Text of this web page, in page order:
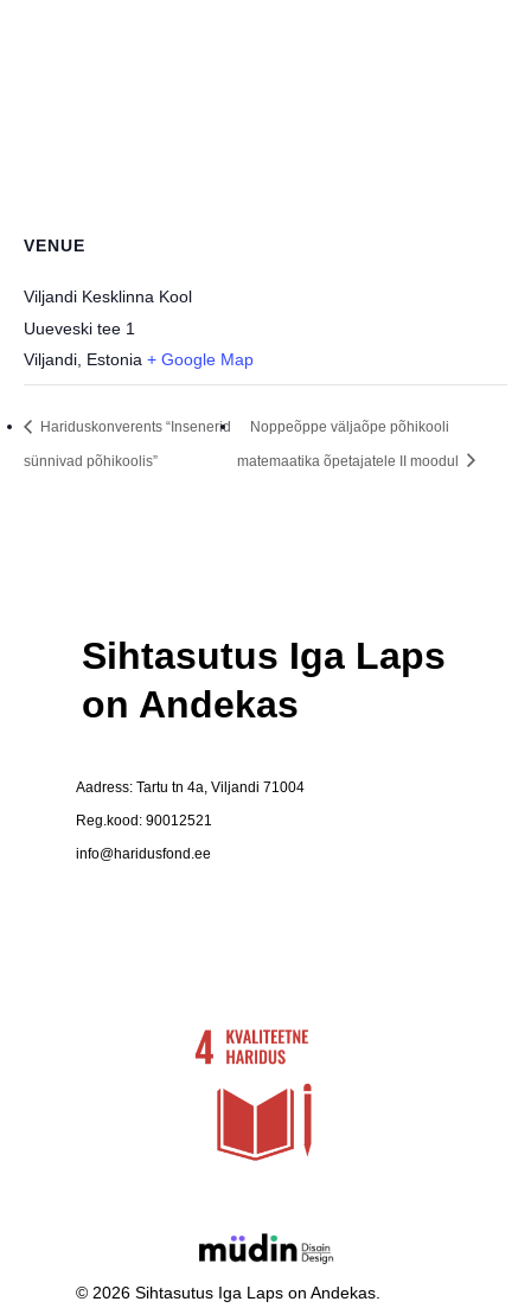
VENUE
Viljandi Kesklinna Kool
Uueveski tee 1
Viljandi Estonia + Google Map
Hariduskonverents “Insenerid
sünnivad põhikoolis”
Noppeõppe väljaõpe põhikooli
matemaatika õpetajatele II moodul
Sihtasutus Iga Laps
on Andekas
Aadress: Tartu tn 4a, Viljandi 71004
Reg.kood: 90012521
info@haridusfond.ee
© 2026 Sihtasutus Iga Laps on Andekas.